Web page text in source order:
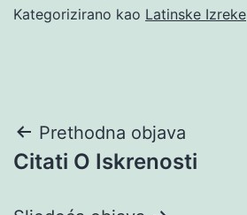
Kategorizirano kao Latinske Izreke
Navigacija
objava
Prethodna objava
Citati O Iskrenosti